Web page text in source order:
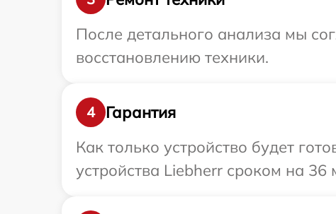
После детального анализа мы
восстановлению техники.
4
Гарантия
Как только устройство будет
устройства Liebherr сроком на 36